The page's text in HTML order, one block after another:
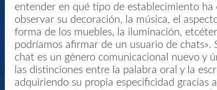
entender en qué tipo de establecimiento ha
observar su decoración, la música, el
forma de los muebles, la iluminación,
podríamos afirmar de un usuario de chats».
chat es un género comunicacional nuevo y
las distinciones entre la palabra oral y la
adquiriendo su propia especificidad gracias